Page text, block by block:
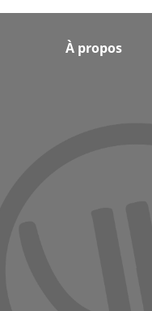
À propos